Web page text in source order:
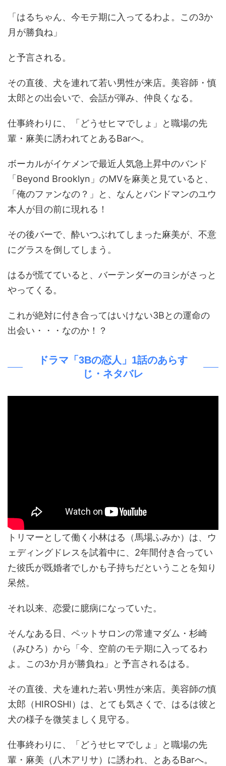
「はるちゃん、今モテ期に入ってるわよ。この3か
月が勝負ね」
と予言される。
その直後、犬を連れて若い男性が来店。美容師・慎
太郎との出会いで、会話が弾み、仲良くなる。
仕事終わりに、「どうせヒマでしょ」と職場の先
輩・麻美に誘われてとあるBarへ。
ボーカルがイケメンで最近人気急上昇中のバンド
「Beyond Brooklyn」のMVを麻美と見ていると、
「俺のファンなの？」と、なんとバンドマンのユウ
本人が目の前に現れる！
その後バーで、酔いつぶれてしまった麻美が、不意
にグラスを倒してしまう。
はるが慌てていると、バーテンダーのヨシがさっと
やってくる。
これが絶対に付き合ってはいけない3Bとの運命の
出会い・・・なのか！？
ドラマ「3Bの恋人」1話のあらす
じ・ネタバレ
トリマーとして働く小林はる（馬場ふみか）は、ウ
ェディングドレスを試着中に、2年間付き合ってい
た彼氏が既婚者でしかも子持ちだということを知り
呆然。
それ以来、恋愛に臆病になっていた。
そんなある日、ペットサロンの常連マダム・杉崎
（みひろ）から「今、空前のモテ期に入ってるわ
よ。この3か月が勝負ね」と予言されるはる。
その直後、犬を連れた若い男性が来店。美容師の慎
太郎（HIROSHI）は、とても気さくで、はるは彼と
犬の様子を微笑ましく見守る。
仕事終わりに、「どうせヒマでしょ」と職場の先
輩・麻美（八木アリサ）に誘われ、とあるBarへ。